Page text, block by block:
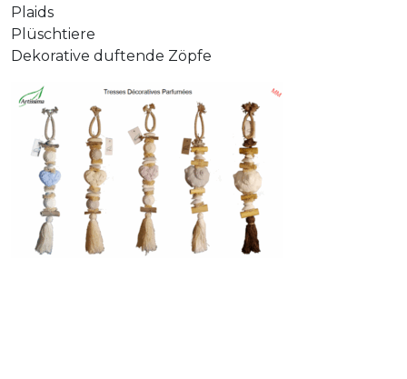
Plaids
Plüschtiere
Dekorative duftende Zöpfe